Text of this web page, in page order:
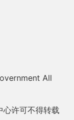
All
心许可不得转载